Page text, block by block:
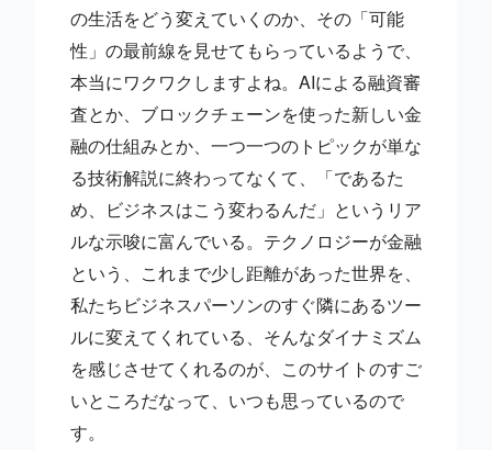
の生活をどう変えていくのか、その「可能
性」の最前線を見せてもらっているようで、
本当にワクワクしますよね。AIによる融資審
査とか、ブロックチェーンを使った新しい金
融の仕組みとか、一つ一つのトピックが単な
る技術解説に終わってなくて、「であるた
め、ビジネスはこう変わるんだ」というリア
ルな示唆に富んでいる。テクノロジーが金融
という、これまで少し距離があった世界を、
私たちビジネスパーソンのすぐ隣にあるツー
ルに変えてくれている、そんなダイナミズム
を感じさせてくれるのが、このサイトのすご
いところだなって、いつも思っているので
す。